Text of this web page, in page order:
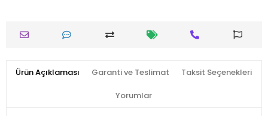
Ürün Açıklaması Garanti ve Teslimat Taksit Seçenekleri
Yorumlar